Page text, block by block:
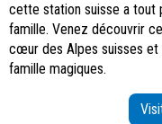
cette station suisse a tout
famille. Venez découvrir
cœur des Alpes suisses et
famille magiques.